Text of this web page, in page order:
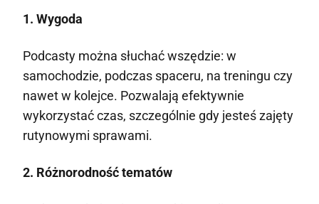
1. Wygoda
Podcasty można słuchać wszędzie: w
samochodzie, podczas spaceru, na treningu czy
nawet w kolejce. Pozwalają efektywnie
wykorzystać czas, szczególnie gdy jesteś zajęty
rutynowymi sprawami.
2. Różnorodność tematów